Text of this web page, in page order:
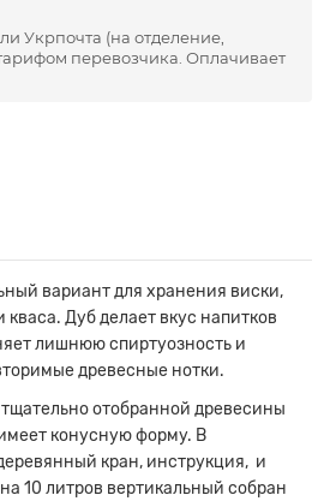
Укрпочта (на отделение,
перевозчика. Оплачивает
вариант для хранения виски,
кваса. Дуб делает вкус напитков
лишнюю спиртуозность и
древесные нотки.
отобранной древесины
конусную форму. В
кран, инструкция, и
10 литров вертикальный собран